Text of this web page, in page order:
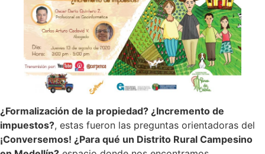
¿Formalización de la propiedad? ¿Incremento de
impuestos?, estas fueron las preguntas orientadoras del
¡Conversemos! ¿Para qué un Distrito Rural Campesino